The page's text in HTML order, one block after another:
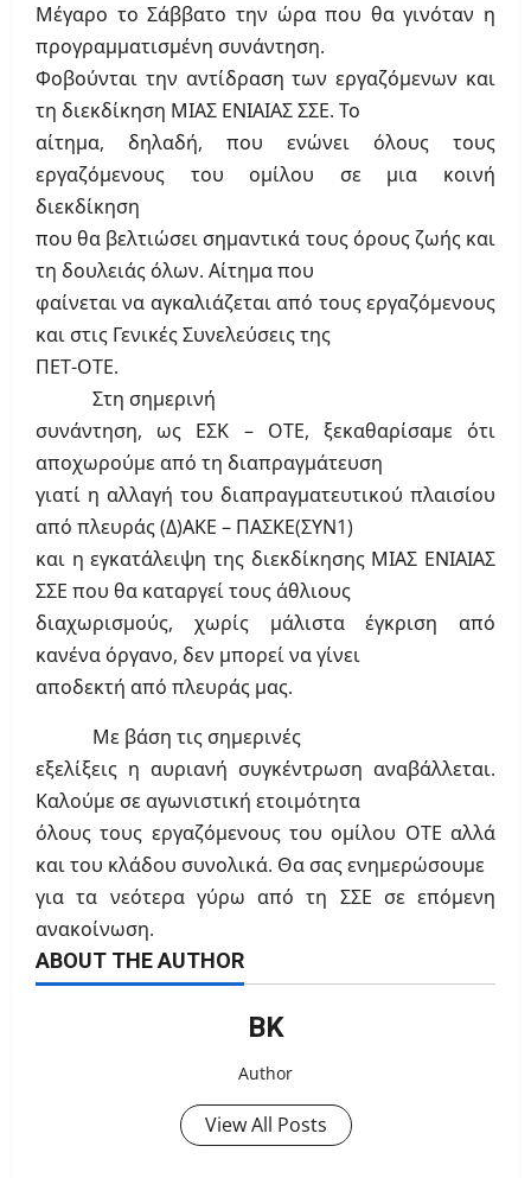
Μέγαρο το Σάββατο την ώρα που θα γινόταν η
προγραμματισμένη συνάντηση.
Φοβούνται την αντίδραση των εργαζόμενων και
τη διεκδίκηση ΜΙΑΣ ΕΝΙΑΙΑΣ ΣΣΕ. Το
αίτημα, δηλαδή, που ενώνει όλους τους
εργαζόμενους του ομίλου σε μια κοινή
διεκδίκηση
που θα βελτιώσει σημαντικά τους όρους ζωής και
τη δουλειάς όλων. Αίτημα που
φαίνεται να αγκαλιάζεται από τους εργαζόμενους
και στις Γενικές Συνελεύσεις της
ΠΕΤ-ΟΤΕ.
Στη σημερινή
συνάντηση, ως ΕΣΚ – ΟΤΕ, ξεκαθαρίσαμε ότι
αποχωρούμε από τη διαπραγμάτευση
γιατί η αλλαγή του διαπραγματευτικού πλαισίου
από πλευράς (Δ)ΑΚΕ – ΠΑΣΚΕ(ΣΥΝ1)
και η εγκατάλειψη της διεκδίκησης ΜΙΑΣ ΕΝΙΑΙΑΣ
ΣΣΕ που θα καταργεί τους άθλιους
διαχωρισμούς, χωρίς μάλιστα έγκριση από
κανένα όργανο, δεν μπορεί να γίνει
αποδεκτή από πλευράς μας.
Με βάση τις σημερινές
εξελίξεις η αυριανή συγκέντρωση αναβάλλεται.
Καλούμε σε αγωνιστική ετοιμότητα
όλους τους εργαζόμενους του ομίλου ΟΤΕ αλλά
και του κλάδου συνολικά. Θα σας ενημερώσουμε
για τα νεότερα γύρω από τη ΣΣΕ σε επόμενη
ανακοίνωση.
ABOUT THE AUTHOR
ΒΚ
Author
View All Posts